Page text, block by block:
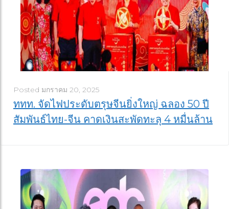
Posted มกราคม 20, 2025
ททท. จัดไฟประดับตรุษจีนยิ่งใหญ่ ฉลอง 50 ปี
สัมพันธ์ไทย-จีน คาดเงินสะพัดทะลุ 4 หมื่นล้าน